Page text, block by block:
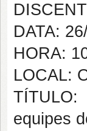
DATA:
HORA:
LOCAL:
equipes